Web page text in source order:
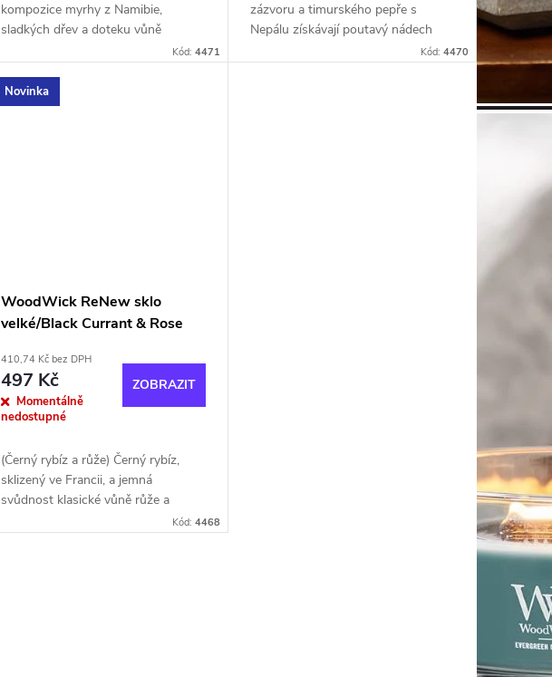
kompozice myrhy z Namibie,
sladkých dřev a doteku vůně
pomeranče. Pomerančový olej je z
Kód: 4471
zázvoru a timurského pepře s
Nepálu získávají poutavý nádech
díky vůni kurkumy a pomeranče.Kód: 4470
Novinka
WoodWick ReNew sklo
velké/Black Currant & Rose
410,74 Kč bez DPH
497 Kč
Momentálně
nedostupné
ZOBRAZIT
(Černý rybíz a růže) Černý rybíz,
sklizený ve Francii, a jemná
svůdnost klasické vůně růže a
Kód: 4468